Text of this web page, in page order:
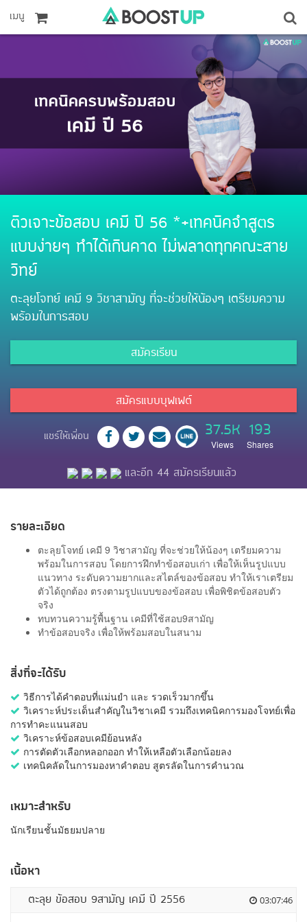
เมนู
ติวเจาะข้อสอบ เคมี ปี 56 *+เทคนิคจำสูตร
แบบง่ายๆ ทำได้เกินคาด ไม่พลาดทุกคณะสาย
วิทย์
ตะลุยโจทย์ เคมี 9 วิชาสามัญ ที่จะช่วยให้น้องๆ เตรียมความ
พร้อมในการสอบ
สมัครเรียน
สมัครแบบบุฟเฟต์
แชร์ให้เพื่อน 37.5K
Views
193
Shares
และอีก 44 สมัครเรียนแล้ว
รายละเอียด
ตะลุยโจทย์ เคมี 9 วิชาสามัญ ที่จะช่วยให้น้องๆ เตรียมความ
พร้อมในการสอบ โดยการฝึกทำข้อสอบเก่า เพื่อให้เห็นรูปแบบ
แนวทาง ระดับความยากและสไตล์ของข้อสอบ ทำให้เราเตรียม
ตัวได้ถูกต้อง ตรงตามรูปแบบของข้อสอบ เพื่อพิชิตข้อสอบตัว
จริง
ทบทวนความรู้พื้นฐาน เคมีที่ใช้สอบ9สามัญ
ทำข้อสอบจริง เพื่อให้พร้อมสอบในสนาม
สิ่งที่จะได้รับ
วิธีการได้คำตอบที่แม่นยำ และ รวดเร็วมากขึ้น
วิเคราะห์ประเด็นสำคัญในวิชาเคมี รวมถึงเทคนิคการมองโจทย์เพื่อ
การทำคะแนนสอบ
วิเคราะห์ข้อสอบเคมีย้อนหลัง
การตัดตัวเลือกหลอกออก ทำให้เหลือตัวเลือกน้อยลง
เทคนิคลัดในการมองหาคำตอบ สูตรลัดในการคำนวณ
เหมาะสำหรับ
นักเรียนชั้นมัธยมปลาย
เนื้อหา
ตะลุย ข้อสอบ 9สามัญ เคมี ปี 2556 03:07:46